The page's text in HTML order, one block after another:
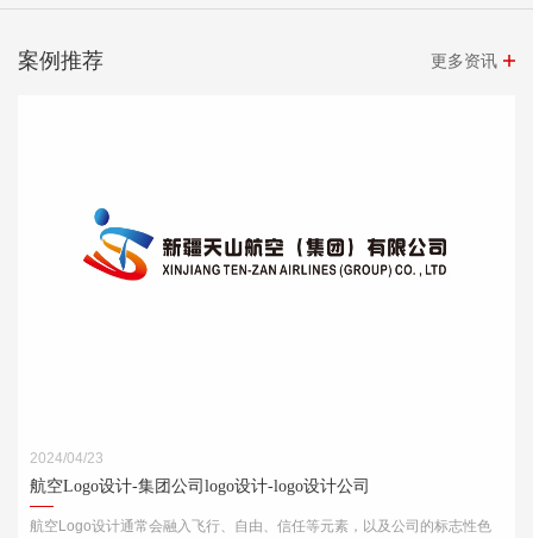
案例推荐 更多资讯
2024/04/23
航空Logo设计-集团公司logo设计-logo设计公司
航空Logo设计通常会融入飞行、自由、信任等元素，以及公司的标志性色